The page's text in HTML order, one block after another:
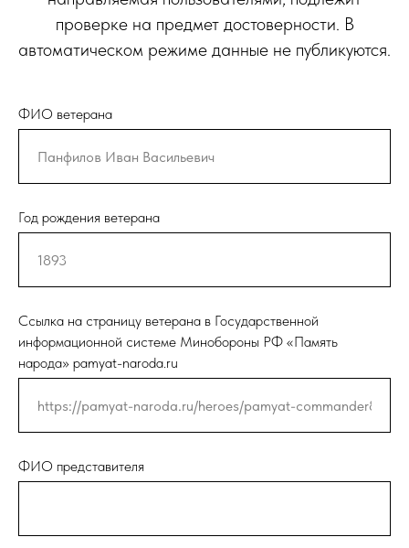
проверке на предмет достоверности. В
автоматическом режиме данные не публикуются.
ФИО ветерана
Год рождения ветерана
Ссылка на страницу ветерана в Государственной
информационной системе Минобороны РФ «Память
народа» pamyat-naroda.ru
ФИО представителя